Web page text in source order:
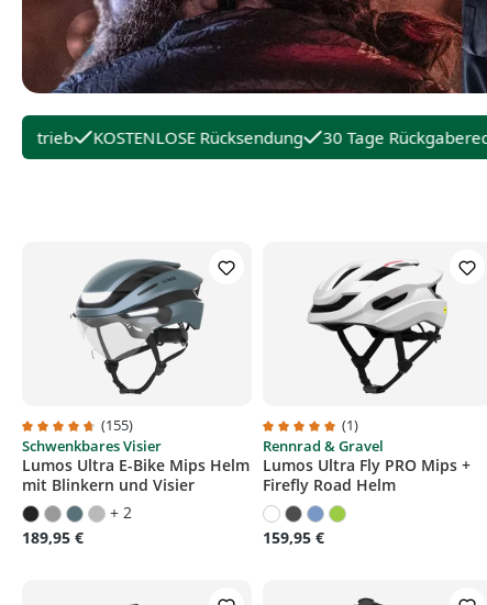
KOSTENLOSE Rücksendung 30 Tage
Durchschnittliche Bewertung von 4.7 von 5 Sternen
(155)
Schwenkbares Visier
Lumos Ultra E-Bike Mips Helm
mit Blinkern und Visier
+ 2
189,95 €
Durchschnittliche Bewertung
(1)
Rennrad & Gravel
Lumos Ultra Fly PRO Mips +
Firefly Road Helm
159,95 €